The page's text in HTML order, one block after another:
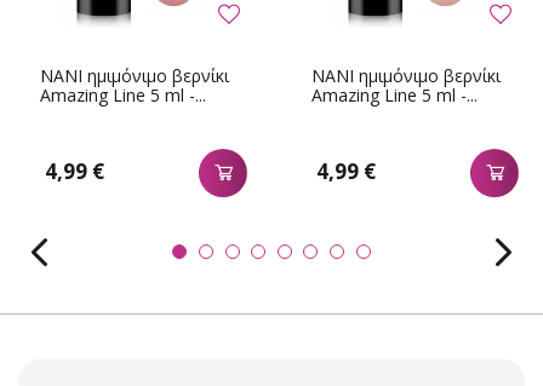
NANI ημιμόνιμο βερνίκι
Amazing Line 5 ml -...
4,99 €
NANI ημιμόνιμο βερνίκι
Amazing Line 5 ml -...
4,99 €